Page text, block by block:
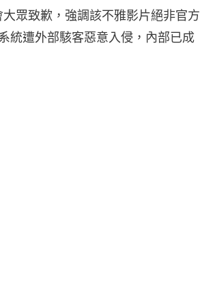
眾致歉，強調該不雅影片絕非官方
統遭外部駭客惡意入侵，內部已成